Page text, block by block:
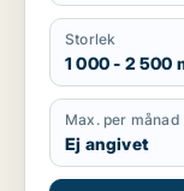
Storlek
1 000 - 2 500
Max. per månad
Ej angivet